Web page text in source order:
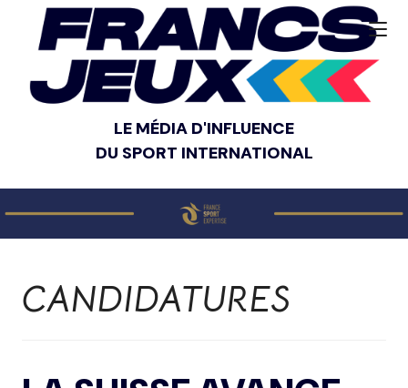
LE MÉDIA D'INFLUENCE
DU SPORT INTERNATIONAL
CANDIDATURES